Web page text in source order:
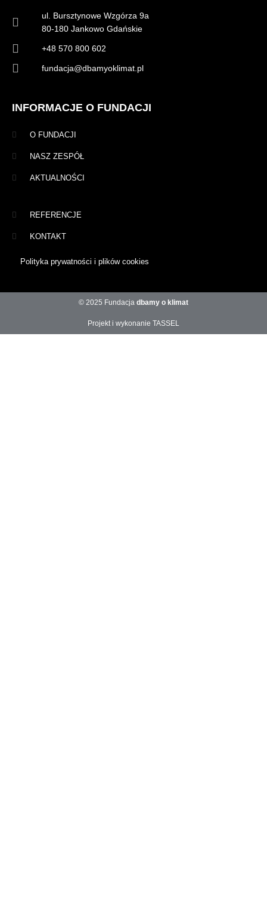
ul. Bursztynowe Wzgórza 9a
80-180 Jankowo Gdańskie
+48 570 800 602
fundacja@dbamyoklimat.pl
INFORMACJE O FUNDACJI
O FUNDACJI
NASZ ZESPÓŁ
AKTUALNOŚCI
REFERENCJE
KONTAKT
Polityka prywatności i plików cookies
© 2025 Fundacja dbamy o klimat
Projekt i wykonanie TASSEL